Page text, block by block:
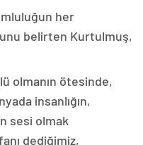
her
belirten Kurtulmuş,
olmanın ötesinde,
insanlığın,
sesi olmak
dediğimiz,